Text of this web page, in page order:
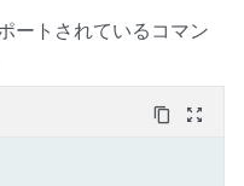
ートされているコマン
content_copy zoom_out_map